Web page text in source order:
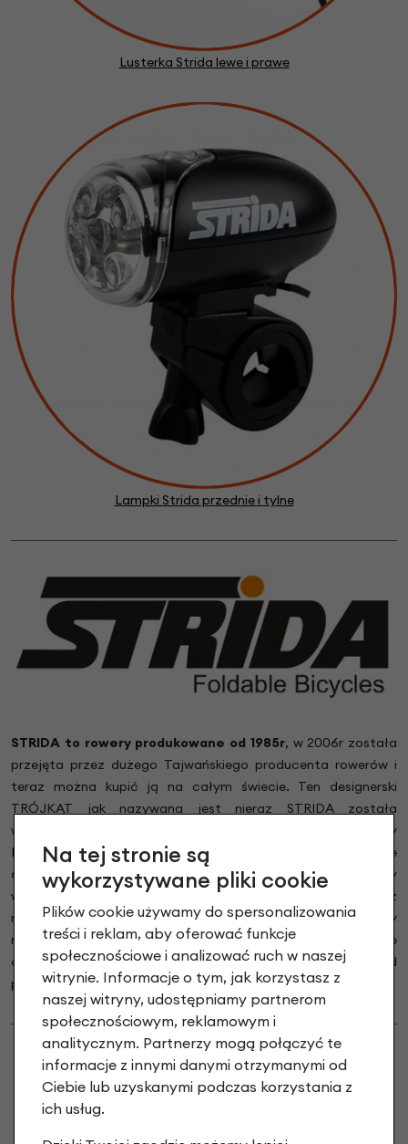
Lusterka Strida lewe i prawe
Lampki Strida przednie i tylne
STRIDA to rowery produkowane od 1985r, w 2006r została
przejęta przez dużego Tajwańskiego producenta rowerów i
teraz można kupić ją na całym świecie. Ten designerski
TRÓJKĄT jak nazywana jest nieraz STRIDA została
wymyślona i zaprojektowana z potrzeby. pewien młody
Brytyjski student szukał roweru, którym mógłby sprawnie
dojechać do metra, przesiąść, się później do autobusu by
wreszcie podjechać jeszcze kawałek na uczelnię. Szukał też
roweru, którego gdy nie używa nie będzie musiał nosić, który
nie będzie brudził ubrań, który będzie cichy lekki i nie zajmie
dużo miejsca- nie znalazł takiego, więc stworzył go sam od
podstaw.
Na tej stronie są
wykorzystywane pliki cookie
Plików cookie używamy do spersonalizowania
treści i reklam, aby oferować funkcje
społecznościowe i analizować ruch w naszej
witrynie. Informacje o tym, jak korzystasz z
naszej witryny, udostępniamy partnerom
społecznościowym, reklamowym i
analitycznym. Partnerzy mogą połączyć te
informacje z innymi danymi otrzymanymi od
Ciebie lub uzyskanymi podczas korzystania z
ich usług.